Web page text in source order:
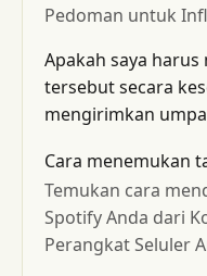
Pedoman untuk
Apakah saya
tersebut secara
mengirimkan
Cara menemukan
Temukan cara
Spotify Anda dari
Perangkat Seluler